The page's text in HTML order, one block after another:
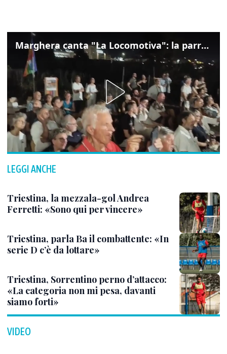
Marghera canta "La Locomotiva": la parrocchia della Cita ricorda Guccini
LEGGI ANCHE
Triestina, la mezzala-gol Andrea
Ferretti: «Sono qui per vincere»
Triestina, parla Ba il combattente: «In
serie D c’è da lottare»
Triestina, Sorrentino perno d’attacco:
«La categoria non mi pesa, davanti
siamo forti»
VIDEO